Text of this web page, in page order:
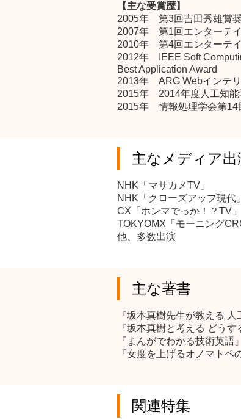
【主な受賞歴】
2005年 第3回吉田秀雄賞
2007年 第1回エンターテ
2010年 第4回エンターテ
2012年 IEEE Soft
Best Application Award
2013年 ARG Webインテ
2015年 2014年度人工知能
2015年 情報処理学会第14
主なメディア出
NHK「マサカメTV」
NHK「クローズアップ現代」
CX「ホンマでっか！？TV」
TOKYOMX「モーニング
他、多数出演
主な著書
『坂本真樹先生が教える
『坂本真樹と考える どう
『まんがでわかる技術英語
『女度を上げるオノマトペ
関連特集